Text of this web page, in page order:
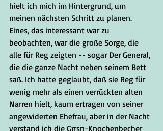
hielt ich mich im Hintergrund, um
meinen nächsten Schritt zu planen.
Eines, das interessant war zu
beobachten, war die große Sorge, die
alle für Reg zeigten -- sogar Der General,
die die ganze Nacht neben seinem Bett
saß. Ich hatte geglaubt, daß sie Reg für
wenig mehr als einen verrückten alten
Narren hielt, kaum ertragen von seiner
angewiderten Ehefrau, aber in der Nacht
verstand ich die Grrsn-Knochenbecher